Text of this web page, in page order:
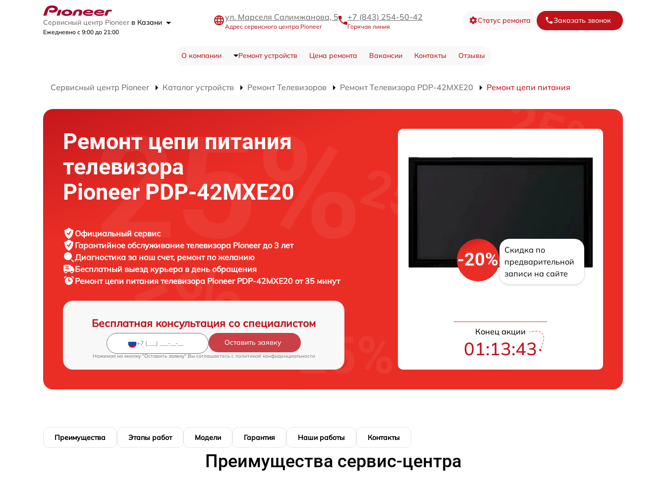
Сервисный центр Pioneer в Казани
Ежедневно с 9:00 до 21:00
ул. Марселя Салимжанова, 5
Адрес сервисного центра Pioneer
+7 (843) 254-50-42
Горячая линия
Статус ремонта Заказать звонок
О компании Ремонт устройств Цена ремонта Вакансии Контакты Отзывы
Сервисный центр Pioneer Каталог устройств Ремонт Телевизоров Ремонт Телевизора PDP-42MXE20 Ремонт цепи питания
Ремонт цепи питания
телевизора
Pioneer PDP-42MXE20
Официальный сервис
Гарантийное обслуживание телевизора Pioneer до 3 лет
Диагностика за наш счет, ремонт по желанию
Бесплатный выезд курьера в день обращения
Ремонт цепи питания телевизора Pioneer PDP-42MXE20 от 35 минут
Бесплатная консультация со специалистом
Оставить заявку
Нажимая на кнопку "Оставить заявку" Вы соглашаетесь c политикой конфиденциальности
-20%
Скидка по
предварительной
записи на сайте
Конец акции
01:13:43
Преимущества Этапы работ Модели Гарантия Наши работы Контакты
Преимущества сервис-центра